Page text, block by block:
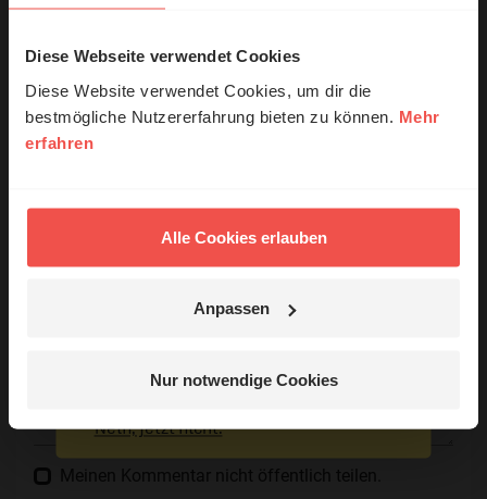
Diese Webseite verwendet Cookies
Diese Website verwendet Cookies, um dir die
bestmögliche Nutzererfahrung bieten zu können. Mehr
erfahren
Alle Cookies erlauben
Anpassen
Nur notwendige Cookies
Ihr Kommentar
Die E-Mail-Adresse wird nicht veröffentlicht.
Meinen Kommentar nicht öffentlich teilen.
entdecken
Nein, jetzt nicht.
© Ruth Schneider / ERF